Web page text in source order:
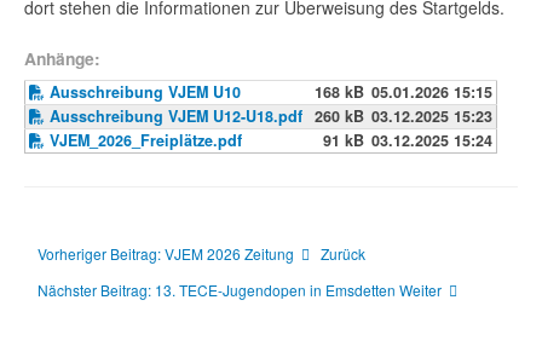
dort stehen die Informationen zur Überweisung des Startgelds.
Anhänge:
Ausschreibung VJEM U10 168 kB 05.01.2026 15:15
Ausschreibung VJEM U12-U18.pdf 260 kB 03.12.2025 15:23
VJEM_2026_Freiplätze.pdf
91 kB 03.12.2025 15:24
Vorheriger Beitrag: VJEM 2026 Zeitung
Zurück
Nächster Beitrag: 13. TECE-Jugendopen in Emsdetten Weiter